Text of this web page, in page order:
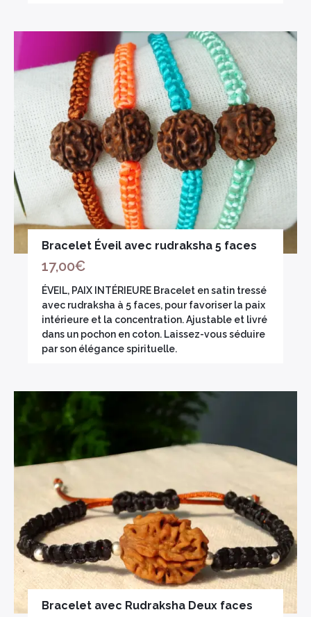
Bracelet Éveil avec rudraksha 5 faces
17,00€
ÉVEIL, PAIX INTÉRIEURE Bracelet en satin tressé
avec rudraksha à 5 faces, pour favoriser la paix
intérieure et la concentration. Ajustable et livré
dans un pochon en coton. Laissez-vous séduire
par son élégance spirituelle.
Bracelet avec Rudraksha Deux faces